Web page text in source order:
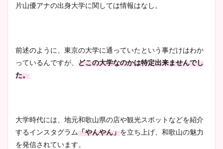
wikiプロフも！
安藤萌々アナのカップ画像や
ニット衣装まとめ！美足の筋
鈴木唯の太ってた時の体重が
ヤバすぎww原因や痩せたダ
片山優アナの出身大学に関しては情報はなし。
前述のように、東京の大学に通っていたという事だけはわか
っているんですが、 どこの大学なのかは特定出来ませんでし
た。
大学時代には、地元和歌山県の店や観光スポットなどを紹介
するインスタグラム「やんやん」を立ち上げ、和歌山の魅力
を発信されています。